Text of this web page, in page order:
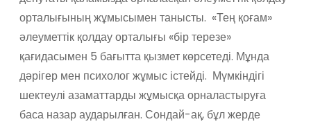
орталығының жұмысымен танысты. «Тең қоғам»
әлеуметтік қолдау орталығы «бір терезе»
қағидасымен 5 бағытта қызмет көрсетеді. Мұнда
дәрігер мен психолог жұмыс істейді. Мүмкіндігі
шектеулі азаматтарды жұмысқа орналастыруға
баса назар аударылған. Сондай-ақ, бұл жерде